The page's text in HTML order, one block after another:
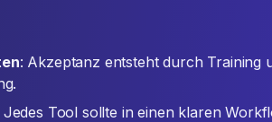
: Akzeptanz entsteht durch Training
Jedes Tool sollte in einen klaren